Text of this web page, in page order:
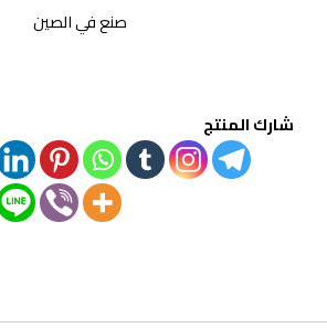
صنع في الصين
شارك المنتج